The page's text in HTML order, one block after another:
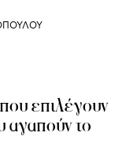
επιλέγουν
αγαπούν το